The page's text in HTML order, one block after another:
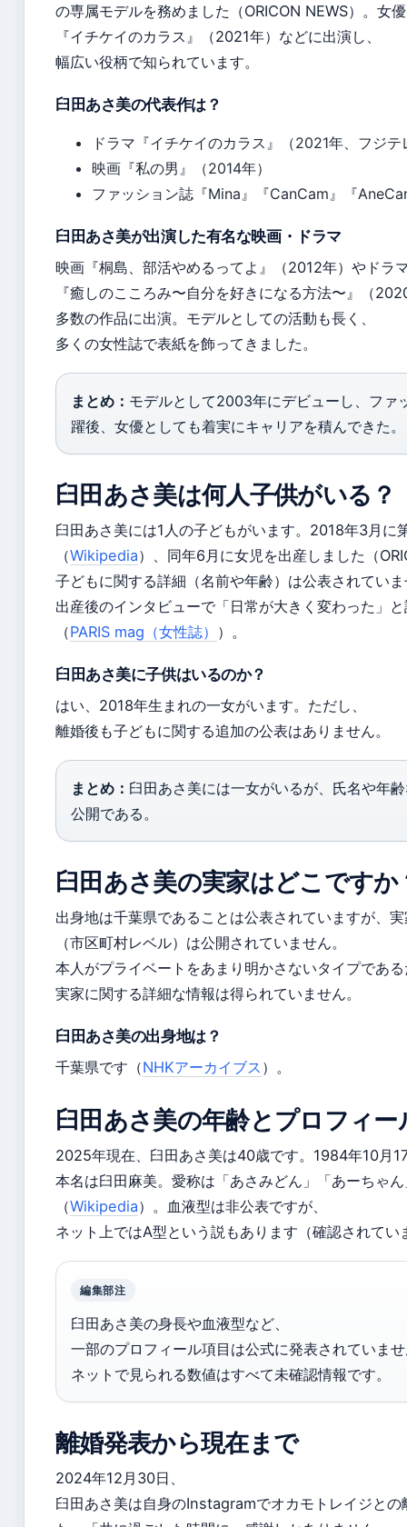
の専属モデルを務めました（ORICON NEWS）。女
『イチケイのカラス』（2021年）などに出演し、
幅広い役柄で知られています。
臼田あさ美の代表作は？
ドラマ『イチケイのカラス』（2021年、フジテ
映画『私の男』（2014年）
ファッション誌『Mina』『CanCam』『
臼田あさ美が出演した有名な映画・ドラマ
映画『桐島、部活やめるってよ』（2012年）やドラ
『癒しのこころみ〜自分を好きになる方法〜』（
多数の作品に出演。モデルとしての活動も長く、
多くの女性誌で表紙を飾ってきました。
まとめ： モデルとして2003年にデビューし、ファ
躍後、女優としても着実にキャリアを積んできた。
臼田あさ美は何人子供がいる？
臼田あさ美には1人の子どもがいます。2018年3月に
（Wikipedia）、同年6月に女児を出産しました（
子どもに関する詳細（名前や年齢）は公表されてい
出産後のインタビューで「日常が大きく変わった」
（PARIS mag（女性誌） ）。
臼田あさ美に子供はいるのか？
はい、2018年生まれの一女がいます。ただし、
離婚後も子どもに関する追加の公表はありません。
まとめ： 臼田あさ美には一女がいるが、氏名や年
公開である。
臼田あさ美の実家はどこですか
出身地は千葉県であることは公表されていますが、
（市区町村レベル）は公開されていません。
本人がプライベートをあまり明かさないタイプであ
実家に関する詳細な情報は得られていません。
臼田あさ美の出身地は？
千葉県です（NHKアーカイブス ）。
臼田あさ美の年齢とプロフィー
2025年現在、臼田あさ美は40歳です。1984年10月
本名は臼田麻美。愛称は「あさみどん」「あーちゃ
（Wikipedia）。血液型は非公表ですが、
ネット上ではA型という説もあります（確認されてい
編集部注
臼田あさ美の身長や血液型など、
一部のプロフィール項目は公式に発表されていま
ネットで見られる数値はすべて未確認情報です。
離婚発表から現在まで
2024年12月30日、
臼田あさ美は自身のInstagramでオカモトレイジとの